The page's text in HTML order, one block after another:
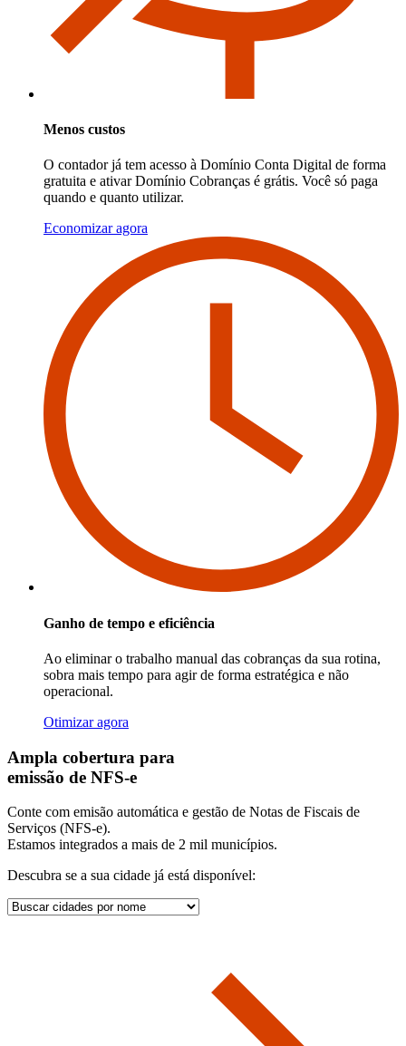
Menos custos
O contador já tem acesso à Domínio Conta Digital de forma
gratuita e ativar Domínio Cobranças é grátis. Você só paga
quando e quanto utilizar.
Economizar agora
Ganho de tempo e eficiência
Ao eliminar o trabalho manual das cobranças da sua rotina,
sobra mais tempo para agir de forma estratégica e não
operacional.
Otimizar agora
Ampla cobertura para
emissão de NFS-e
Conte com emisão automática e gestão de Notas de Fiscais de
Serviços (NFS-e).
Estamos integrados a mais de 2 mil municípios.
Descubra se a sua cidade já está disponível: